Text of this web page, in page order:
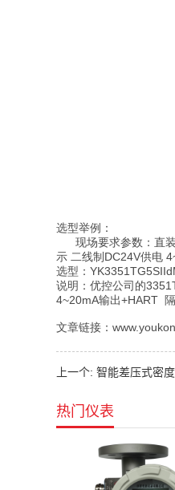
选型举例：
现场要求参数：直装
示 二线制DC24V供电
选型：
说明：优控公司的
4~20mA输出+HART
文章链接：
上一个: 智能差压式密
热门仪表